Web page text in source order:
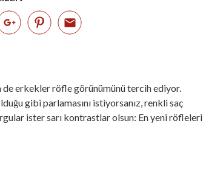
de erkekler röfle görünümünü tercih ediyor.
gibi parlamasını istiyorsanız, renkli saç
ister sarı kontrastlar olsun: En yeni röfleleri